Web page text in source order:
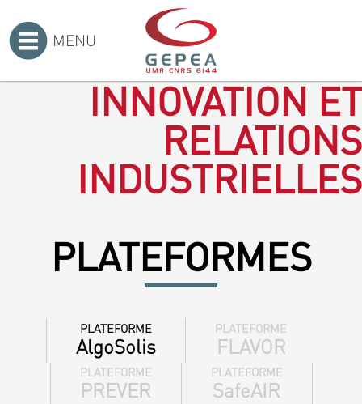
MENU
INNOVATION ET
RELATIONS
INDUSTRIELLES
PLATEFORMES
PLATEFORME
AlgoSolis
PLATEFORME
FLAVOR
PLATEFORME
PREVER
PLATEFORME
SafeAIR